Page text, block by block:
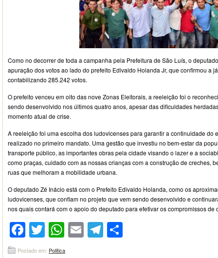
Como no decorrer de toda a campanha pela Prefeitura de São Luís, o
apuração dos votos ao lado do prefeito Edivaldo Holanda Jr, que confirmou a
contabilizando 285.242 votos.
O prefeito venceu em oito das nove Zonas Eleitorais, a reeleição foi o
sendo desenvolvido nos últimos quatro anos, apesar das dificuldades
momento atual de crise.
A reeleição foi uma escolha dos ludovicenses para garantir a continuidade do
realizado no primeiro mandato. Uma gestão que investiu no bem-estar da
transporte público, as importantes obras pela cidade visando o lazer e a
como praças, cuidado com as nossas crianças com a construção de creches,
ruas que melhoram a mobilidade urbana.
O deputado Zé Inácio está com o Prefeito Edivaldo Holanda, como os
ludovicenses, que confiam no projeto que vem sendo desenvolvido e
nos quais contará com o apoio do deputado para efetivar os compromissos de
Facebook
Twitter
WhatsApp
EmailTelegram
Postado em: Politica